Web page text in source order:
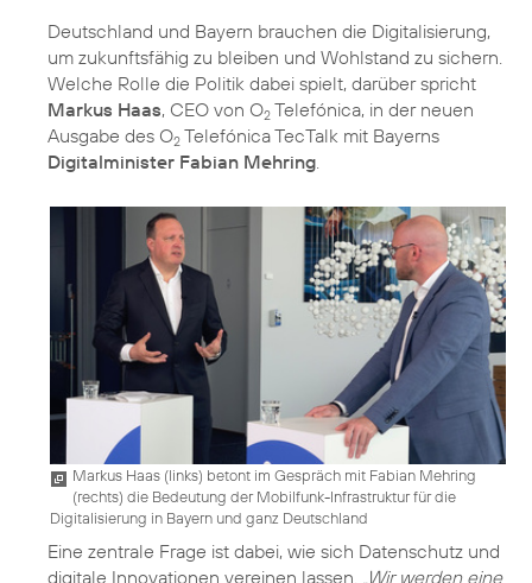
Deutschland und Bayern brauchen die Digitalisierung,
um zukunftsfähig zu bleiben und Wohlstand zu sichern.
Welche Rolle die Politik dabei spielt, darüber spricht
Markus Haas, CEO von O2 Telefónica, in der neuen
Ausgabe des O2 Telefónica TecTalk mit Bayerns
Digitalminister Fabian Mehring.
Markus Haas (links) betont im Gespräch mit Fabian Mehring
(rechts) die Bedeutung der Mobilfunk-Infrastruktur für die
Digitalisierung in Bayern und ganz Deutschland
Eine zentrale Frage ist dabei, wie sich Datenschutz und
digitale Innovationen vereinen lassen.
„Wir werden eine